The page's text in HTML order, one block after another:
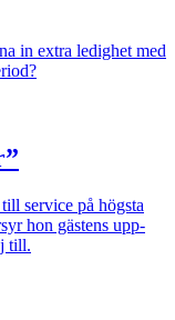
in extra ledighet med
service på högsta
hon gästens upp­
till.